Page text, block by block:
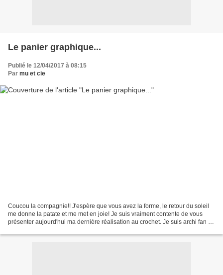
Le panier graphique...
Publié le 12/04/2017 à 08:15
Par mu et cie
Coucou la compagnie!! J'espère que vous avez la forme, le retour du soleil
me donne la patate et me met en joie! Je suis vraiment contente de vous
présenter aujourd'hui ma dernière réalisation au crochet. Je suis archi fan de